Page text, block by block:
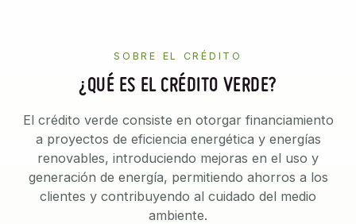
SOBRE EL CRÉDITO
¿QUÉ ES EL CRÉDITO VERDE?
El crédito verde consiste en otorgar financiamiento
a proyectos de eficiencia energética y energías
renovables, introduciendo mejoras en el uso y
generación de energía, permitiendo ahorros a los
clientes y contribuyendo al cuidado del medio
ambiente.